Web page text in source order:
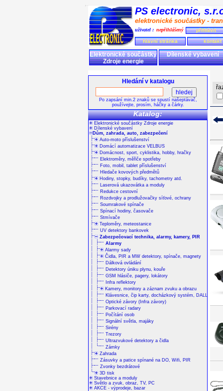
PS electronic,
elektronické součástky -
uživatel : nepřihlášený přihlásit
hlavní stránka kontakt
Elektronické součástky
Zdroje energie
Dílenské vybavení
Hledání v katalogu
Po zapsání min.2 znaků se spustí našeptávač,
používejte, prosím, háčky a čárky.
Katalog:
Elektronické součástky Zdroje energie
Dílenské vybavení
Dům, zahrada, auto, zabezpečení
Auto-moto příslušenství
Domácí automatizace VELBUS
Domácnost, sport, cyklistika, hobby, hračky
Elektroměry, měřiče spotřeby
Foto, mobil, tablet příslušenství
Hledače kovových předmětů
Hodiny, stopky, budíky, tachometry atd.
Laserová ukazovátka a moduly
Redukce cestovní
Rozdvojky a prodlužovačky síťové, ochrany
Soumrakové spínače
Spínací hodiny, časovače
Stmívače
Teploměry, meteostanice
UV detektory bankovek
Zabezpečovací technika, alarmy, kamery, PIR
Alarmy
Alarmy sady
Čidla, PIR a MW detektory, spínače, magnety
Dálková ovládání
Detektory úniku plynu, kouře
GSM hlásiče, pagery, lokátory
Infra reflektory
Kamery, monitory a záznam zvuku a obrazu
Klávesnice, čip karty, docházkový systém, DALLAS
Optické závory (Infra závory)
Parkovací radary
Počítání osob
Signální světla, majáky
Sirény
Trezory
Ultrazvukové detektory a čidla
Zámky
Zahrada
Zásuvky a patice spínané na DO, Wifi, PIR
Zvonky bezdrátové
3D tisk
Stavebnice a moduly
Světlo a zvuk, obraz, TV, PC
AKCE - výprodeje, bazar